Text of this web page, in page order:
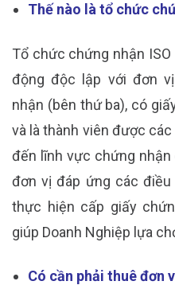
Thế nào là tổ chức
Tổ chức chứng nhận
động độc lập với đơn
nhận (bên thứ ba), có
và là thành viên được
đến lĩnh vực chứng
đơn vị đáp ứng các
thực hiện cấp giấy
giúp Doanh Nghiệp lựa
Có cần phải thuê đơn